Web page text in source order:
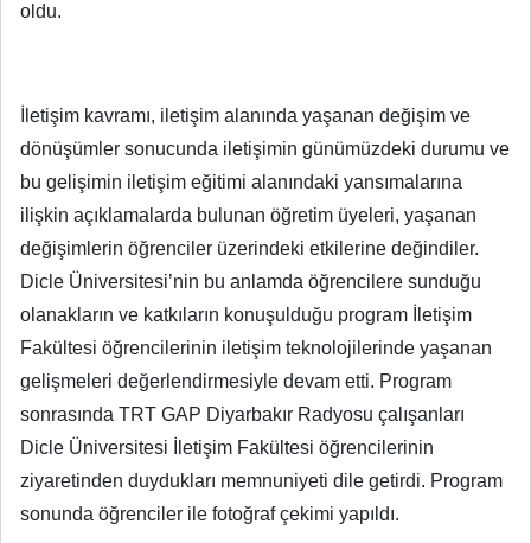
oldu.
İletişim kavramı, iletişim alanında yaşanan değişim ve
dönüşümler sonucunda iletişimin günümüzdeki durumu ve
bu gelişimin iletişim eğitimi alanındaki yansımalarına
ilişkin açıklamalarda bulunan öğretim üyeleri, yaşanan
değişimlerin öğrenciler üzerindeki etkilerine değindiler.
Dicle Üniversitesi’nin bu anlamda öğrencilere sunduğu
olanakların ve katkıların konuşulduğu program İletişim
Fakültesi öğrencilerinin iletişim teknolojilerinde yaşanan
gelişmeleri değerlendirmesiyle devam etti. Program
sonrasında TRT GAP Diyarbakır Radyosu çalışanları
Dicle Üniversitesi İletişim Fakültesi öğrencilerinin
ziyaretinden duydukları memnuniyeti dile getirdi. Program
sonunda öğrenciler ile fotoğraf çekimi yapıldı.